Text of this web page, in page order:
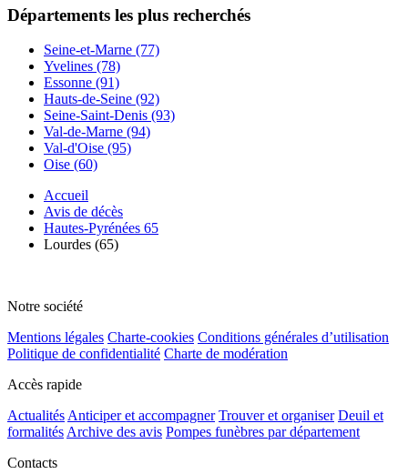
Départements les plus recherchés
Seine-et-Marne (77)
Yvelines (78)
Essonne (91)
Hauts-de-Seine (92)
Seine-Saint-Denis (93)
Val-de-Marne (94)
Val-d'Oise (95)
Oise (60)
Accueil
Avis de décès
Hautes-Pyrénées 65
Lourdes (65)
Notre société
Mentions légales Charte-cookies Conditions générales d’utilisation
Politique de confidentialité Charte de modération
Accès rapide
Actualités Anticiper et accompagner Trouver et organiser Deuil et
formalités Archive des avis Pompes funèbres par département
Contacts